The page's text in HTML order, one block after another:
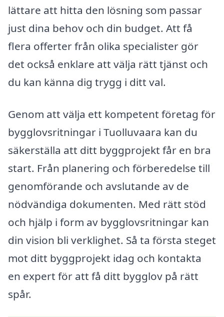
lättare att hitta den lösning som passar
just dina behov och din budget. Att få
flera offerter från olika specialister gör
det också enklare att välja rätt tjänst och
du kan känna dig trygg i ditt val.
Genom att välja ett kompetent företag för
bygglovsritningar i Tuolluvaara kan du
säkerställa att ditt byggprojekt får en bra
start. Från planering och förberedelse till
genomförande och avslutande av de
nödvändiga dokumenten. Med rätt stöd
och hjälp i form av bygglovsritningar kan
din vision bli verklighet. Så ta första steget
mot ditt byggprojekt idag och kontakta
en expert för att få ditt bygglov på rätt
spår.